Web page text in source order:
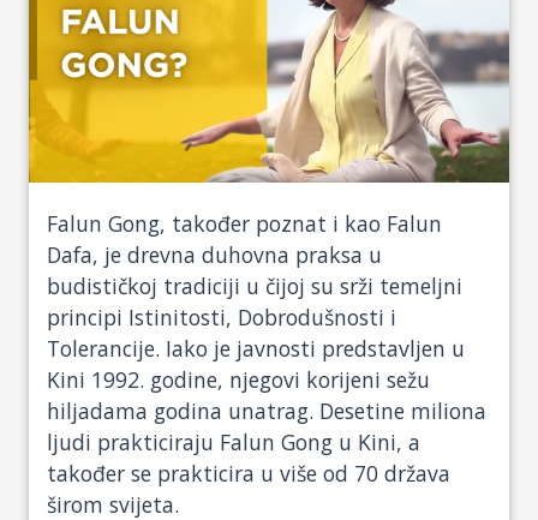
Falun Gong, također poznat i kao Falun
Dafa, je drevna duhovna praksa u
budističkoj tradiciji u čijoj su srži temeljni
principi Istinitosti, Dobrodušnosti i
Tolerancije. Iako je javnosti predstavljen u
Kini 1992. godine, njegovi korijeni sežu
hiljadama godina unatrag. Desetine miliona
ljudi prakticiraju Falun Gong u Kini, a
također se prakticira u više od 70 država
širom svijeta.